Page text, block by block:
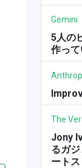
Gemini
5人の
作っ
The
Jony
るガ
ート